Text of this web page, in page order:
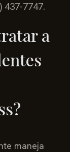
437-7747.
a
maneja